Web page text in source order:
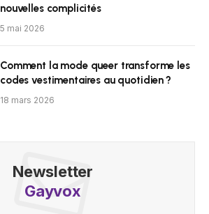
nouvelles complicités
5 mai 2026
Comment la mode queer transforme les
codes vestimentaires au quotidien ?
18 mars 2026
Newsletter
Gayvox